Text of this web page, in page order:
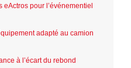
pour l’événementiel
adapté au camion
à l’écart du rebond